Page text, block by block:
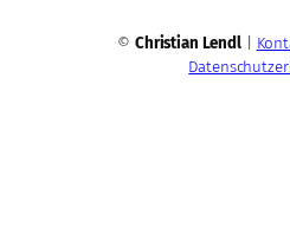
© Christian Lendl|